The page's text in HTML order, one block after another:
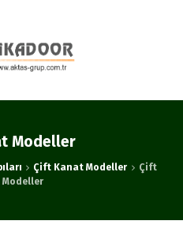
Modeller
Çift Kanat Modeller
Çift
Modeller